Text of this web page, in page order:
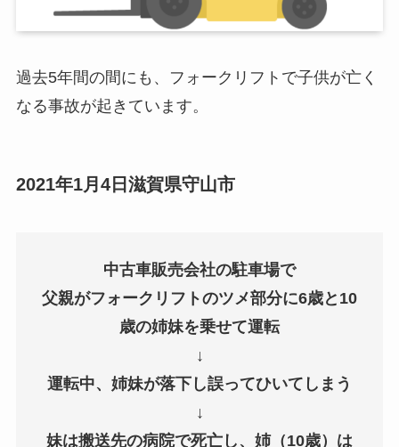
過去5年間の間にも、フォークリフトで子供が亡く
なる事故が起きています。
2021年1月4日滋賀県守山市
中古車販売会社の駐車場で
父親がフォークリフトのツメ部分に6歳と10
歳の姉妹を乗せて運転
↓
運転中、姉妹が落下し誤ってひいてしまう
↓
妹は搬送先の病院で死亡し、姉（10歳）は